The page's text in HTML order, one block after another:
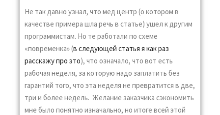
Не так давно узнал, что мед центр (о котором в
качестве примера шла речь в статье) ушел к другим
программистам. Но те работали по схеме
«повременка» (в следующей статья я как раз
расскажу про это), что означало, что вот есть
рабочая неделя, за которую надо заплатить без
гарантий того, что эта неделя не превратится в две,
три и более недель. Желание заказчика сэкономить
мне было понятно изначально, но итоге всей этой